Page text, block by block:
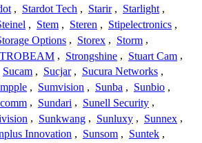
, Stardot Tech , Starir , Starlight ,
, Stem , Steren , Stipelectronics ,
Options , Storex , Storm ,
, Strongshine , Stuart Cam ,
Sucam , Sucjar , Sucura Networks ,
, Sumvision , Sunba , Sunbio ,
, Sundari , Sunell Security ,
, Sunkwang , Sunluxy , Sunnex ,
Innovation , Sunsom , Suntek ,